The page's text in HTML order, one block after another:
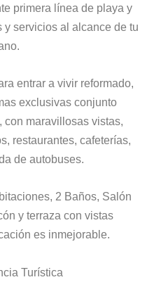
primera línea de playa y
servicios al alcance de tu
entrar a vivir reformado,
exclusivas conjunto
maravillosas vistas,
restaurantes, cafeterías,
de autobuses.
2 Baños, Salón
y terraza con vistas
es inmejorable.
Turística